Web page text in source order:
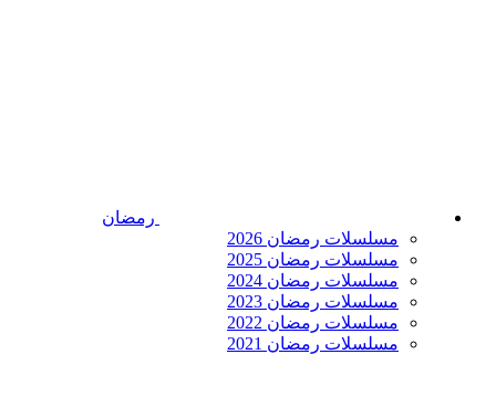
رمضان
مسلسلات رمضان 2026
مسلسلات رمضان 2025
مسلسلات رمضان 2024
مسلسلات رمضان 2023
مسلسلات رمضان 2022
مسلسلات رمضان 2021